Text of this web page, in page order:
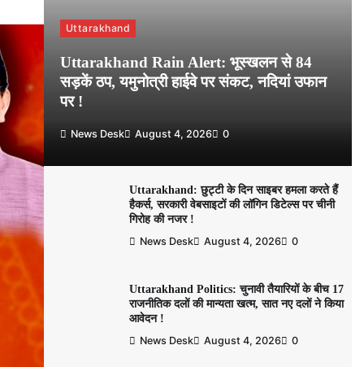
Uttarakhand
Uttarakhand Rain Alert: भूस्खलन से 84
सड़कें ठप, यमुनोत्री हाईवे पर संकट, नदियां उफान
पर !
News Desk August 4, 2026 0
Uttarakhand: छुट्टी के दिन साइबर हमला करते हैं
हैकर्स, सरकारी वेबसाइटों की लॉगिन डिटेल्स पर चीनी
गिरोह की नजर !
News Desk August 4, 2026 0
Uttarakhand Politics: चुनावी तैयारियों के बीच 17
राजनीतिक दलों की मान्यता खत्म, सात नए दलों ने किया
आवेदन !
News Desk August 4, 2026 0